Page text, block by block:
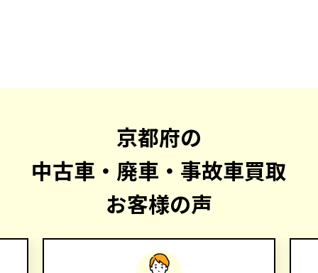
京都府の
中古車・廃車・事故車買取
お客様の声